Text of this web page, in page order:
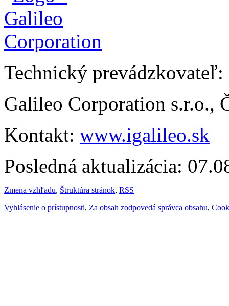
Technický prevádzkovateľ:
Galileo Corporation s.r.o.,
Kontakt: www.igalileo.sk
Posledná aktualizácia:
Zmena vzhľadu, Štruktúra stránok, RSS
Vyhlásenie o prístupnosti, Za obsah zodpovedá správca obsahu,